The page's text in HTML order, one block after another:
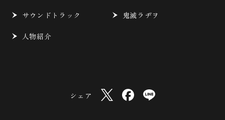
サウンドトラック 鬼滅ラヂヲ
人物紹介
シェア